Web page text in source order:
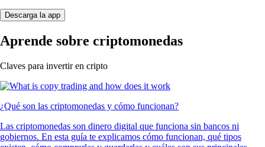
Descarga la app
Aprende sobre criptomonedas
Claves para invertir en cripto
¿Qué son las criptomonedas y cómo funcionan?
Las criptomonedas son dinero digital que funciona sin bancos ni
gobiernos. En esta guía te explicamos cómo funcionan, qué tipos